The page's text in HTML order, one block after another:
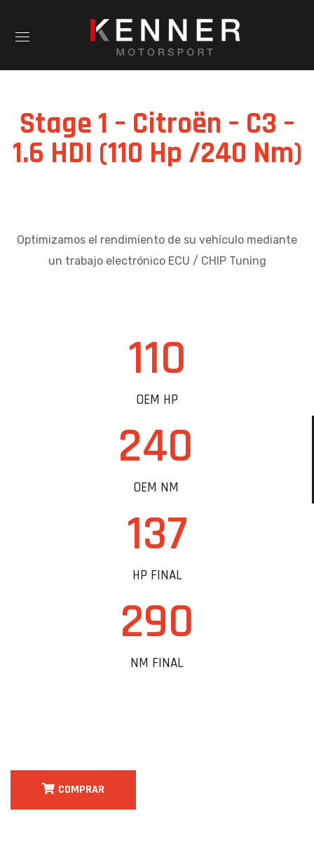
Stage 1 – Citroën – C3 –
1.6 HDI (110 Hp /240 Nm)
Optimizamos el rendimiento de su vehículo mediante
un trabajo electrónico ECU / CHIP Tuning
110
OEM HP
240
OEM NM
137
HP FINAL
290
NM FINAL
COMPRAR